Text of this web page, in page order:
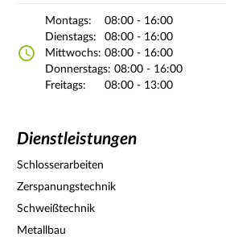
Montags:
08:00 - 16:00
Dienstags:
08:00 - 16:00
Mittwochs: 08:00 - 16:00
Donnerstags: 08:00 - 16:00
Freitags:
08:00 - 13:00
Dienstleistungen
Schlosserarbeiten
Zerspanungstechnik
Schweißtechnik
Metallbau